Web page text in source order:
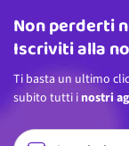
Indirizzo email
Non perderti
Iscriviti alla
Ti basta un ultimo
subito tutti i nostri